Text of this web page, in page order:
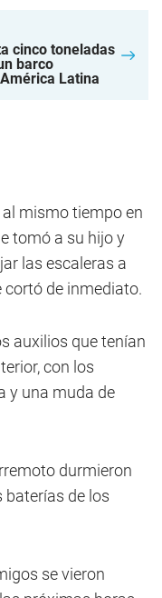
cinco toneladas
barco
Latina
mismo tiempo en
tomó a su hijo y
las escaleras a
cortó de inmediato.
auxilios que tenían
con los
y una muda de
durmieron
baterías de los
se vieron